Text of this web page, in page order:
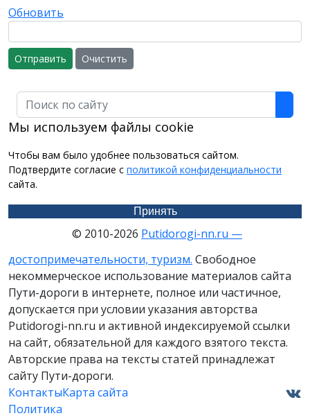
Обновить
Отправить Очистить
Поиск
Мы используем файлы cookie
Чтобы вам было удобнее пользоваться сайтом.
Подтвердите согласие с политикой конфиденциальности
сайта.
Принять
© 2010-2026 Putidorogi-nn.ru —
достопримечательности, туризм. Свободное
некоммерческое использование материалов сайта
Пути-дороги в интернете, полное или частичное,
допускается при условии указания авторства
Putidorogi-nn.ru и активной индексируемой ссылки
на сайт, обязательной для каждого взятого текста.
Авторские права на тексты статей принадлежат
сайту Пути-дороги.
КонтактыКарта сайта
Политика